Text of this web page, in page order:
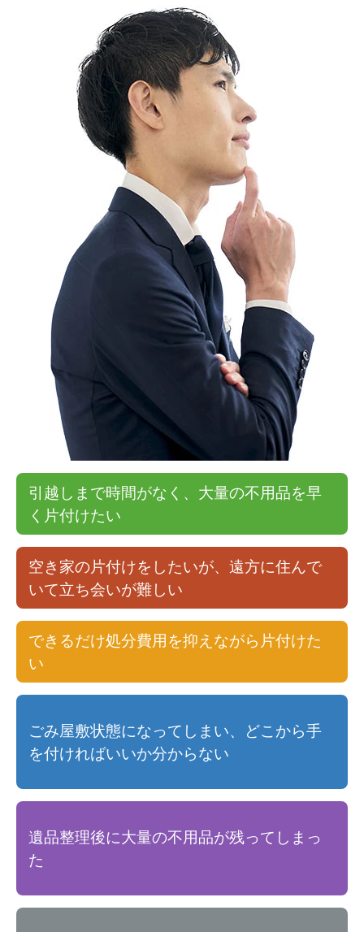
引越しまで時間がなく、大量の不用品を早
く片付けたい
空き家の片付けをしたいが、遠方に住んで
いて立ち会いが難しい
できるだけ処分費用を抑えながら片付けた
い
ごみ屋敷状態になってしまい、どこから手
を付ければいいか分からない
遺品整理後に大量の不用品が残ってしまっ
た